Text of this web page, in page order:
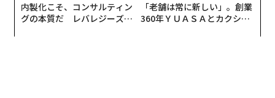
内製化こそ、コンサルティン
グの本質だ レバレジーズが
「老舗は常に新しい」。創業
360年ＹＵＡＳＡとカクシン